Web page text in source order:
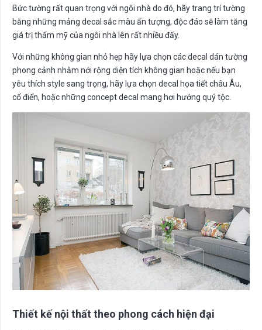
Bức tường rất quan trọng với ngôi nhà do đó, hãy trang trí tường
bằng những mảng decal sắc màu ấn tượng, độc đáo sẽ làm tăng
giá trị thẩm mỹ của ngôi nhà lên rất nhiều đấy.
Với những không gian nhỏ hẹp hãy lựa chọn các decal dán tường
phong cảnh nhằm nới rộng diện tích không gian hoặc nếu bạn
yêu thích style sang trọng, hãy lựa chọn decal họa tiết châu Âu,
cổ điển, hoặc những concept decal mang hơi hướng quý tộc.
Thiết kếnội thất theo phong cách hiện đại